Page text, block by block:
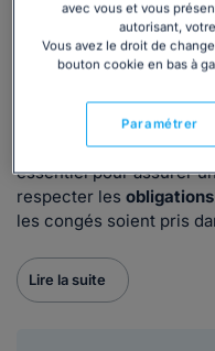
d’erreur.
Quand utiliser
Utilisez ce modèle à
arrêt de travail(maladie
informer de ses droits
essentiel pour assurer
respecter les
les congés soient pris
Lire la suite
avec vous et vous
autorisant,
Vous avez le droit de
bouton cookie en bas à
Paramétrer